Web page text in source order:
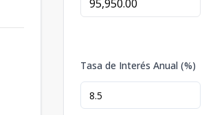
Tasa de Interés Anual (%)